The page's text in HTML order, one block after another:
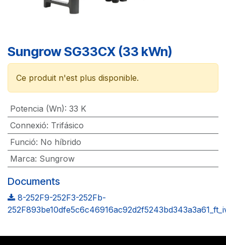
Sungrow SG33CX (33 kWn)
Ce produit n'est plus disponible.
Potencia (Wn): 33 K
Connexió: Trifásico
Funció: No híbrido
Marca: Sungrow
Documents
8-252F9-252F3-252Fb-